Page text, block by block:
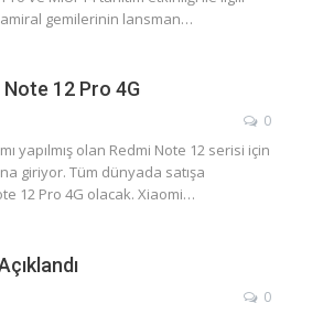
gemilerinin lansman…
Note 12 Pro 4G
0
yapılmış olan Redmi Note 12 serisi için
giriyor. Tüm dünyada satışa
12 Pro 4G olacak. Xiaomi…
0